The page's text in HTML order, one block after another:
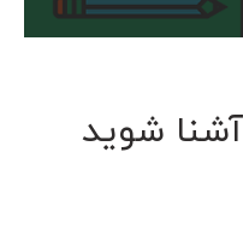
شوید